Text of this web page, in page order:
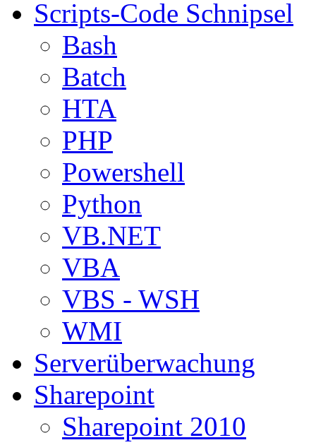
Scripts-Code Schnipsel
Bash
Batch
HTA
PHP
Powershell
Python
VB.NET
VBA
VBS - WSH
WMI
Serverüberwachung
Sharepoint
Sharepoint 2010